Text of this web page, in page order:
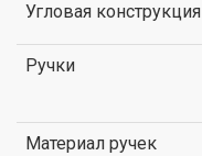
Угловая конструкция
Ручки
Материал ручек